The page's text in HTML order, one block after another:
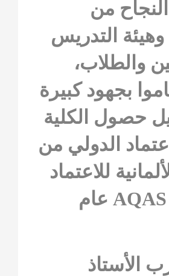
من
وهيئة التدريس
والطلاب،
بجهود كبيرة
حصول الكلية
الدولي من
للاعتماد
الدولي AQAS عام
الأستاذ